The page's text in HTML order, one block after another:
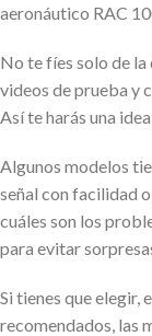
aeronáutico RAC
No te fíes solo de la
videos de prueba y
Así te harás una
Algunos modelos
señal con facilidad
cuáles son los
para evitar
Si tienes que elegir,
recomendados, las